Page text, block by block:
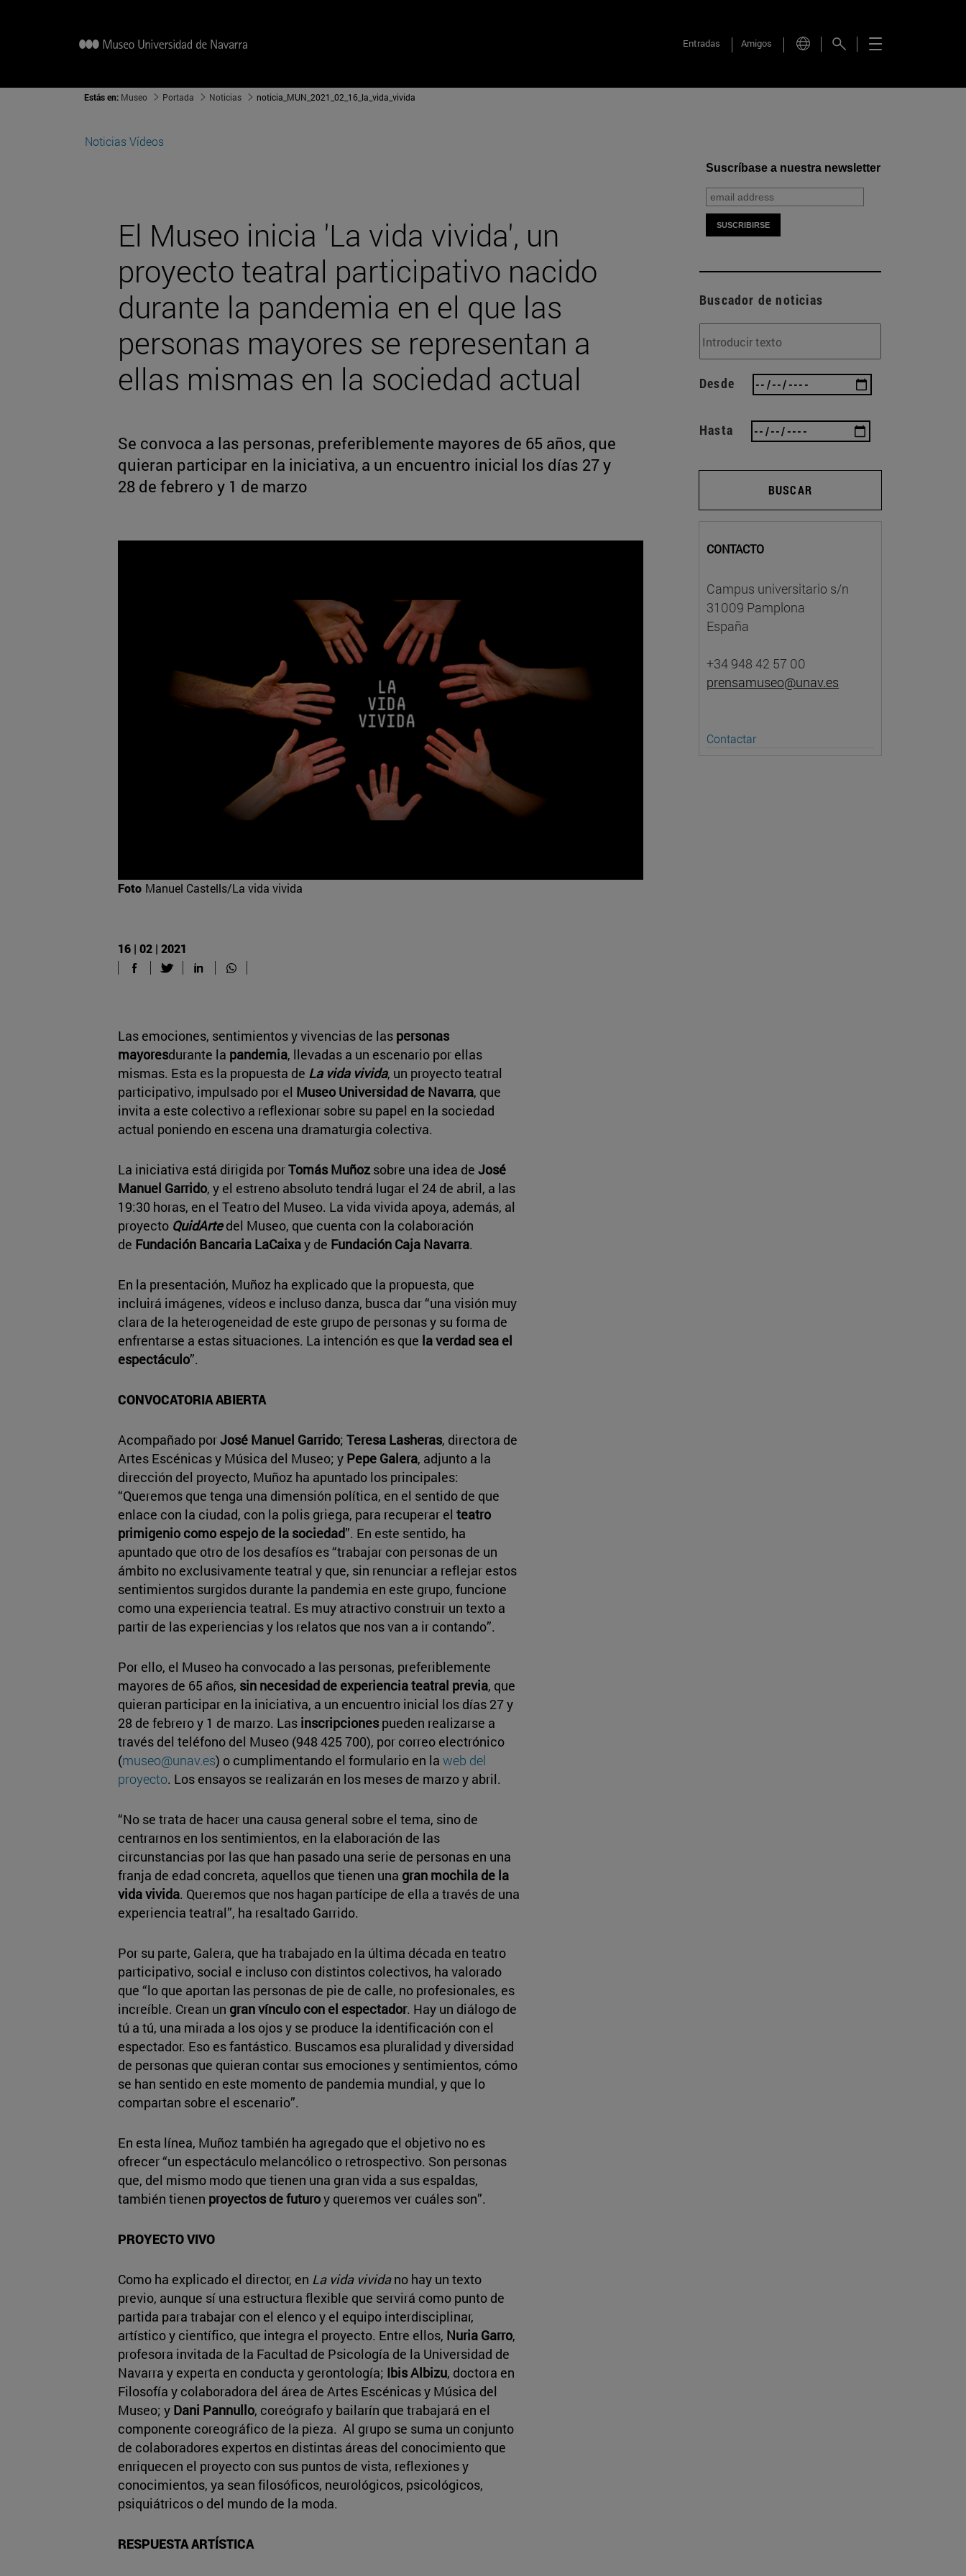
Entradas Amigos
Estás en: Museo Portada Noticias noticia_MUN_2021_02_16_la_vida_vivida
Noticias Vídeos
El Museo inicia 'La vida vivida', un
proyecto teatral participativo nacido
durante la pandemia en el que las
personas mayores se representan a
ellas mismas en la sociedad actual
Se convoca a las personas, preferiblemente mayores de 65 años, que
quieran participar en la iniciativa, a un encuentro inicial los días 27 y
28 de febrero y 1 de marzo
Foto Manuel Castells/La vida vivida
16 | 02 | 2021
Las emociones, sentimientos y vivencias de las personas
mayoresdurante la pandemia, llevadas a un escenario por ellas
mismas. Esta es la propuesta de La vida vivida, un proyecto teatral
participativo, impulsado por el Museo Universidad de Navarra, que
invita a este colectivo a reflexionar sobre su papel en la sociedad
actual poniendo en escena una dramaturgia colectiva.
La iniciativa está dirigida porTomás Muñoz sobre una idea de José
Manuel Garrido, y el estreno absoluto tendrá lugar el 24 de abril, a las
19:30 horas, en el Teatro del Museo. La vida vivida apoya, además, al
proyecto QuidArtedel Museo, que cuenta con la colaboración
de Fundación Bancaria LaCaixay de Fundación Caja Navarra.
En la presentación, Muñoz ha explicado que la propuesta, que
incluirá imágenes, vídeos e incluso danza, busca dar “una visión muy
clara de la heterogeneidad de este grupo de personas y su forma de
enfrentarse a estas situaciones. La intención es que la verdad sea el
espectáculo”.
CONVOCATORIA ABIERTA
Acompañado porJosé Manuel Garrido; Teresa Lasheras, directora de
Artes Escénicas y Música del Museo; y Pepe Galera, adjunto a la
dirección del proyecto, Muñoz ha apuntado los principales:
“Queremos que tenga una dimensión política, en el sentido de que
enlace con la ciudad, con la polis griega, para recuperar el teatro
primigenio como espejo de la sociedad”. En este sentido, ha
apuntado que otro de los desafíos es “trabajar con personas de un
ámbito no exclusivamente teatral y que, sin renunciar a reflejar estos
sentimientos surgidos durante la pandemia en este grupo, funcione
como una experiencia teatral. Es muy atractivo construir un texto a
partir de las experiencias y los relatos que nos van a ir contando”.
Por ello, el Museo ha convocado a las personas, preferiblemente
mayores de 65 años, sin necesidad de experiencia teatral previa, que
quieran participar en la iniciativa, a un encuentro inicial los días 27 y
28 de febrero y 1 de marzo. Las inscripcionespueden realizarse a
través del teléfono del Museo (948 425 700), por correo electrónico
(museo@unav.es) o cumplimentando el formulario en la web del
proyecto. Los ensayos se realizarán en los meses de marzo y abril.
“No se trata de hacer una causa general sobre el tema, sino de
centrarnos en los sentimientos, en la elaboración de las
circunstancias por las que han pasado una serie de personas en una
franja de edad concreta, aquellos que tienen una gran mochila de la
vida vivida. Queremos que nos hagan partícipe de ella a través de una
experiencia teatral”, ha resaltado Garrido.
Por su parte, Galera, que ha trabajado en la última década en teatro
participativo, social e incluso con distintos colectivos, ha valorado
que “lo que aportan las personas de pie de calle, no profesionales, es
increíble. Crean un gran vínculo con el espectador. Hay un diálogo de
tú a tú, una mirada a los ojos y se produce la identificación con el
espectador. Eso es fantástico. Buscamos esa pluralidad y diversidad
de personas que quieran contar sus emociones y sentimientos, cómo
se han sentido en este momento de pandemia mundial, y que lo
compartan sobre el escenario”.
En esta línea, Muñoz también ha agregado que el objetivo no es
ofrecer “un espectáculo melancólico o retrospectivo. Son personas
que, del mismo modo que tienen una gran vida a sus espaldas,
también tienen proyectos de futuroy queremos ver cuáles son”.
PROYECTO VIVO
Como ha explicado el director, en La vida vividano hay un texto
previo, aunque sí una estructura flexible que servirá como punto de
partida para trabajar con el elenco y el equipo interdisciplinar,
artístico y científico, que integra el proyecto. Entre ellos, Nuria Garro,
profesora invitada de la Facultad de Psicología de la Universidad de
Navarra y experta en conducta y gerontología; Ibis Albizu, doctora en
Filosofía y colaboradora del área de Artes Escénicas y Música del
Museo; y Dani Pannullo, coreógrafo y bailarín que trabajará en el
componente coreográfico de la pieza. Al grupo se suma un conjunto
de colaboradores expertos en distintas áreas del conocimiento que
enriquecen el proyecto con sus puntos de vista, reflexiones y
conocimientos, ya sean filosóficos, neurológicos, psicológicos,
psiquiátricos o del mundo de la moda.
RESPUESTA ARTÍSTICA
Suscríbase a nuestra newsletter
Buscador de noticias
Desde
Hasta
BUSCAR
CONTACTO
Campus universitario s/n
31009 Pamplona
España
+34 948 42 57 00
prensamuseo@unav.es
Contactar